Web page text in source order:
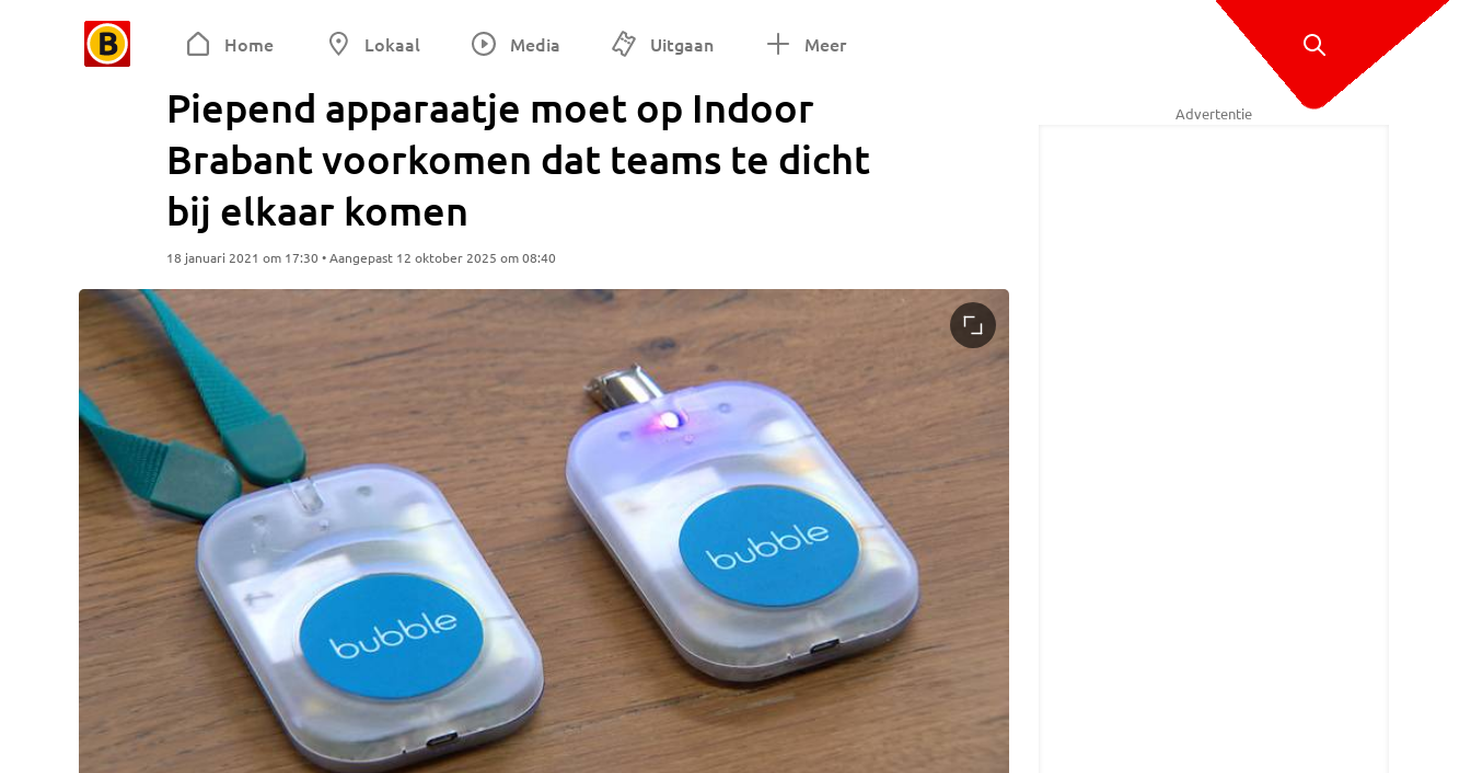
Home Lokaal Media Uitgaan Meer
Piepend apparaatje moet op Indoor
Brabant voorkomen dat teams te dicht
bij elkaar komen
18 januari 2021 om 17:30 • Aangepast 12 oktober 2025 om 08:40
Advertentie